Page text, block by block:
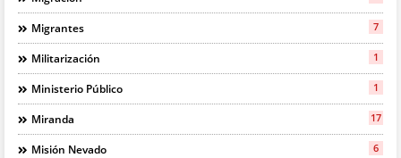
Migrantes 7
Militarización 1
Ministerio Público 1
Miranda 17
Misión Nevado 6